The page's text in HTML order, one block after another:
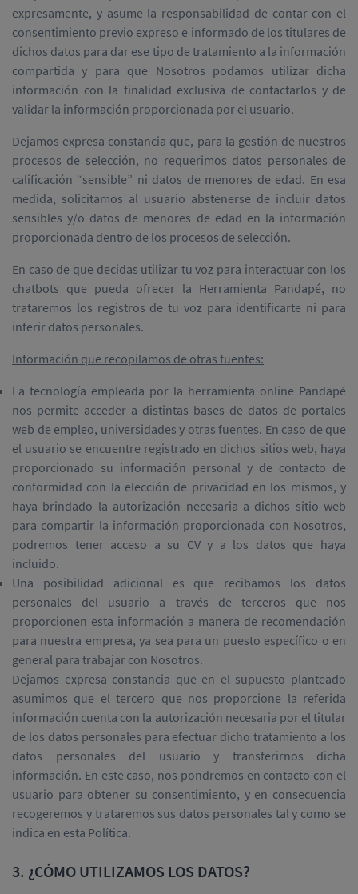
expresamente, y asume la responsabilidad de contar con el
consentimiento previo expreso e informado de los titulares de
dichos datos para dar ese tipo de tratamiento a la información
compartida y para que Nosotros podamos utilizar dicha
información con la finalidad exclusiva de contactarlos y de
validar la información proporcionada por el usuario.
Dejamos expresa constancia que, para la gestión de nuestros
procesos de selección, no requerimos datos personales de
calificación “sensible” ni datos de menores de edad. En esa
medida, solicitamos al usuario abstenerse de incluir datos
sensibles y/o datos de menores de edad en la información
proporcionada dentro de los procesos de selección.
En caso de que decidas utilizar tu voz para interactuar con los
chatbots que pueda ofrecer la Herramienta Pandapé, no
trataremos los registros de tu voz para identificarte ni para
inferir datos personales.
Información que recopilamos de otras fuentes:
La tecnología empleada por la herramienta online Pandapé
nos permite acceder a distintas bases de datos de portales
web de empleo, universidades y otras fuentes. En caso de que
el usuario se encuentre registrado en dichos sitios web, haya
proporcionado su información personal y de contacto de
conformidad con la elección de privacidad en los mismos, y
haya brindado la autorización necesaria a dichos sitio web
para compartir la información proporcionada con Nosotros,
podremos tener acceso a su CV y a los datos que haya
incluido.
Una posibilidad adicional es que recibamos los datos
personales del usuario a través de terceros que nos
proporcionen esta información a manera de recomendación
para nuestra empresa, ya sea para un puesto específico o en
general para trabajar con Nosotros.
Dejamos expresa constancia que en el supuesto planteado
asumimos que el tercero que nos proporcione la referida
información cuenta con la autorización necesaria por el titular
de los datos personales para efectuar dicho tratamiento a los
datos personales del usuario y transferirnos dicha
información. En este caso, nos pondremos en contacto con el
usuario para obtener su consentimiento, y en consecuencia
recogeremos y trataremos sus datos personales tal y como se
indica en esta Política.
3. ¿CÓMO UTILIZAMOS LOS DATOS?